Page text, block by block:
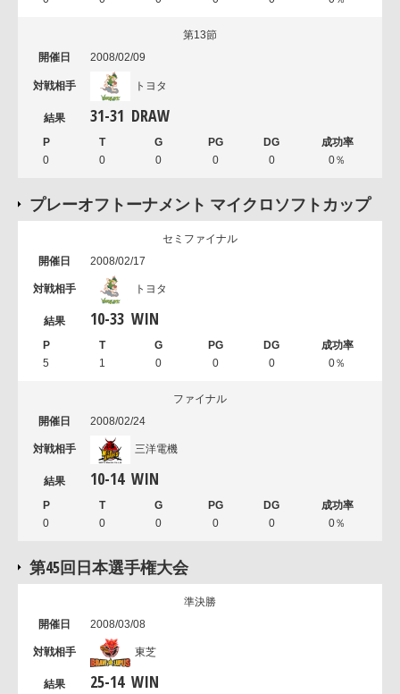
第13節
2008/02/09
トヨタ
31-31 DRAW
0 0 0 0 0 0％
プレーオフトーナメント マイクロソフトカップ
セミファイナル
2008/02/17
トヨタ
10-33 WIN
5 1 0 0 0 0％
ファイナル
2008/02/24
三洋電機
10-14 WIN
0 0 0 0 0 0％
第45回日本選手権大会
準決勝
2008/03/08
東芝
25-14 WIN